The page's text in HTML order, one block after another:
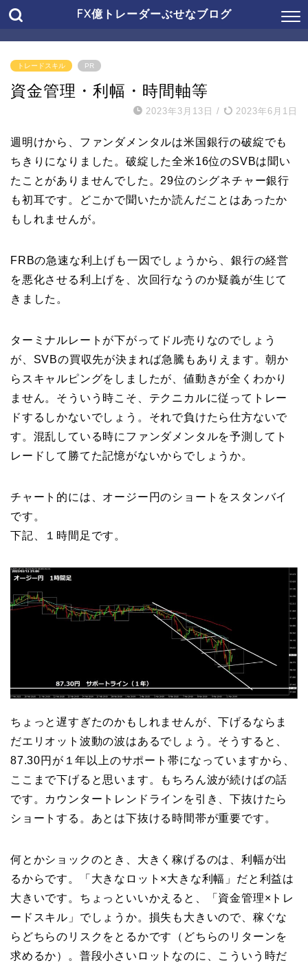
FX億トレーダーぶせなブログ
トレードスキル PR
資金管理・利幅・時間軸等
2023年3月13日 / 2023年6月1日
週明けから、ファンダメンタルは米国銀行の破綻でも
ちきりになりました。破綻した全米16位のSVBは聞い
たことがありませんでした。29位のシグネチャー銀行
も初耳です。どこかで聞いたか読んだことはあったか
もしれませんが。
FRBの急速な利上げも一因でしょうから、銀行の経営
を悪化させる利上げを、次回行なうのか疑義が生じて
きました。
ターミナルレートが下がってドル売りなのでしょう
が、SVBの買収先が決まれば急騰もありえます。朝か
らスキャルピングをしましたが、値動きが全くわかり
ません。そういう時こそ、テクニカルに従ってトレー
ドするしかないでしょう。それで負けたら仕方ないで
す。混乱している時にファンダメンタルを予測してト
レードして勝てた記憶がないからでしょうか。
チャート的には、オージー円のショートをスタンバイ
です。
下記、１時間足です。
ちょっと遅すぎたのかもしれませんが、下げるならま
だエリオット波動の波はあるでしょう。そうすると、
87.30円が１年以上のサポート帯になっていますから、
ここまで下げると思います。もちろん波が続けばの話
です。カウンタートレンドラインを引き、下抜けたら
ショートする。あとは下抜ける時間帯が重要です。
何とかショックのとき、大きく稼げるのは、利幅が出
るからです。「大きなロット×大きな利幅」だと利益は
大きいです。ちょっといいかえると、「資金管理×トレ
ードスキル」でしょうか。損失も大きいので、稼ぐな
らどちらのリスクをとるかです（どちらのリターンを
求めるか）。普段小さいロットなのに、こういう時だ